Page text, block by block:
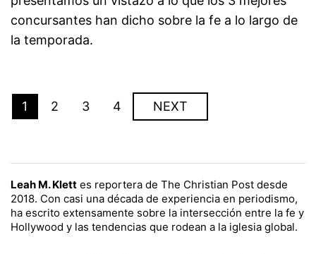
concursantes han dicho sobre la fe a lo largo de
la temporada.
1 2 3 4 NEXT
Leah M. Klett es reportera de The Christian Post desde
2018. Con casi una década de experiencia en periodismo,
ha escrito extensamente sobre la intersección entre la fe y
Hollywood y las tendencias que rodean a la iglesia global.